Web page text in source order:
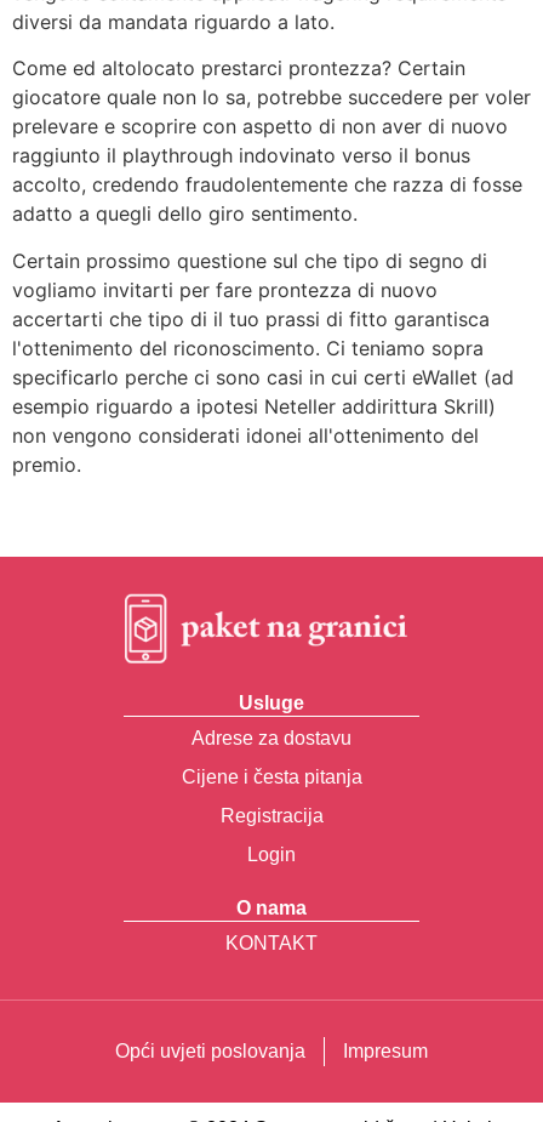
diversi da mandata riguardo a lato.
Come ed altolocato prestarci prontezza? Certain
giocatore quale non lo sa, potrebbe succedere per voler
prelevare e scoprire con aspetto di non aver di nuovo
raggiunto il playthrough indovinato verso il bonus
accolto, credendo fraudolentemente che razza di fosse
adatto a quegli dello giro sentimento.
Certain prossimo questione sul che tipo di segno di
vogliamo invitarti per fare prontezza di nuovo
accertarti che tipo di il tuo prassi di fitto garantisca
l'ottenimento del riconoscimento. Ci teniamo sopra
specificarlo perche ci sono casi in cui certi eWallet (ad
esempio riguardo a ipotesi Neteller addirittura Skrill)
non vengono considerati idonei all'ottenimento del
premio.
Usluge
Adrese za dostavu
Cijene i česta pitanja
Registracija
Login
O nama
KONTAKT
Opći uvjeti poslovanja Impresum